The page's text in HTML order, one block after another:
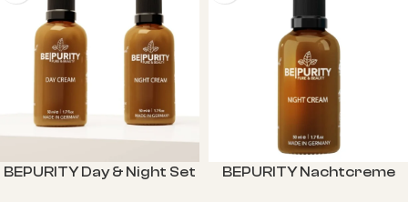
BEPURITY Day & Night Set BEPURITY Nachtcreme